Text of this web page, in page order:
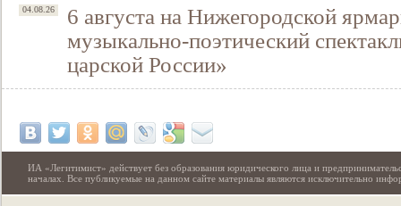
04.08.26
6 августа на Нижегородской
музыкально-поэтический
царской России»
Свидетельство
ИА «Легитимист» действует без образования юридического лица и
началах. Все публикуемые на данном сайте материалы являются исключительно